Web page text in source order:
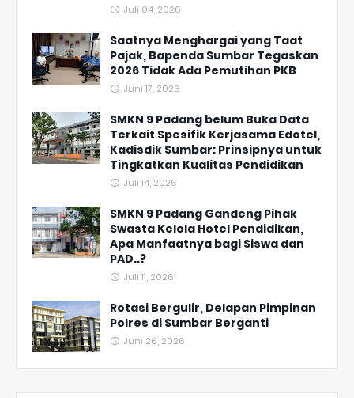
Juli 04, 2026
Saatnya Menghargai yang Taat
Pajak, Bapenda Sumbar Tegaskan
2026 Tidak Ada Pemutihan PKB
Juni 17, 2026
SMKN 9 Padang belum Buka Data
Terkait Spesifik Kerjasama Edotel,
Kadisdik Sumbar: Prinsipnya untuk
Tingkatkan Kualitas Pendidikan
Juli 14, 2026
SMKN 9 Padang Gandeng Pihak
Swasta Kelola Hotel Pendidikan,
Apa Manfaatnya bagi Siswa dan
PAD..?
Juli 11, 2026
Rotasi Bergulir, Delapan Pimpinan
Polres di Sumbar Berganti
Juni 26, 2026